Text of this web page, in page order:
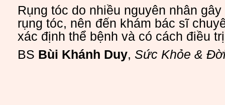
Rụng tóc do nhiều nguyên nhân
rụng tóc, nên đến khám bác sĩ
xác định thể bệnh và có cách điều
BS Bùi Khánh Duy, Sức Khỏe &